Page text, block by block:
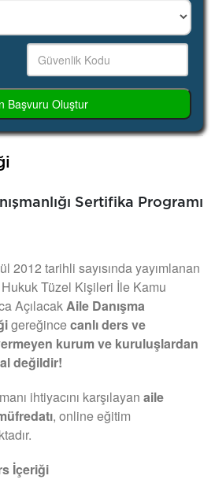
Başvuru Oluştur
Sertifika Programı
2012 tarihli sayısında yayımlanan
Tüzel Kişileri İle Kamu
AçılacakAile Danışma
gereğincecanlı ders ve
kurum ve kuruluşlardan
değildir!
ihtiyacını karşılayan aile
, online eğitim
İçeriği